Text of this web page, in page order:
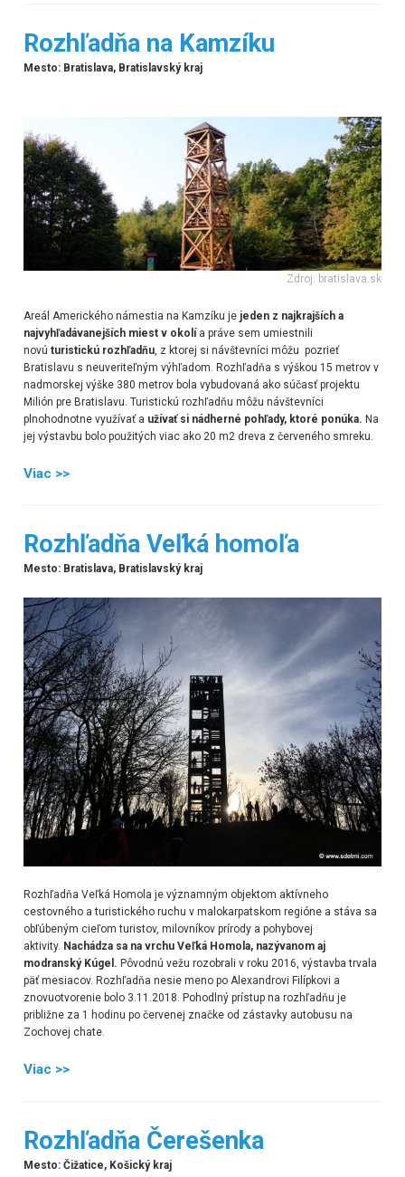
Rozhľadňa na Kamzíku
Mesto: Bratislava, Bratislavský kraj
Zdroj: bratislava.sk
Areál Amerického námestia na Kamzíku je jeden z najkrajších a
najvyhľadávanejších miest v okolía práve sem umiestnili
novú turistickú rozhľadňu, z ktorej si návštevníci môžu pozrieť
Bratislavu s neuveriteľným výhľadom. Rozhľadňa s výškou 15 metrov v
nadmorskej výške 380 metrov bola vybudovaná ako súčasť projektu
Milión pre Bratislavu. Turistickú rozhľadňu môžu návštevníci
plnohodnotne využívať a užívať si nádherné pohľady, ktoré ponúka. Na
jej výstavbu bolo použitých viac ako 20 m2 dreva z červeného smreku.
Viac >>
Rozhľadňa Veľká homoľa
Mesto: Bratislava, Bratislavský kraj
Rozhľadňa Veľká Homola je významným objektom aktívneho
cestovného a turistického ruchu v malokarpatskom regióne a stáva sa
obľúbeným cieľom turistov, milovníkov prírody a pohybovej
aktivity. Nachádza sa na vrchu Veľká Homola, nazývanom aj
modranský Kúgel. Pôvodnú vežu rozobrali v roku 2016, výstavba trvala
päť mesiacov. Rozhľadňa nesie meno po Alexandrovi Filípkovi a
znovuotvorenie bolo 3.11.2018. Pohodlný prístup na rozhľadňu je
približne za 1 hodinu po červenej značke od zástavky autobusu na
Zochovej chate.
Viac >>
Rozhľadňa Čerešenka
Mesto: Čižatice, Košický kraj